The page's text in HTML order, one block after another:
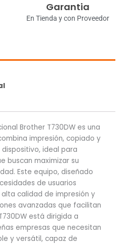
Garantia
En Tienda y con Proveedor
Brother T730DW es una
impresión, copiado y
ideal para
buscan maximizar su
Este equipo, diseñado
de usuarios
calidad de impresión y
avanzadas que facilitan
está dirigida a
empresas que necesitan
y versátil, capaz de